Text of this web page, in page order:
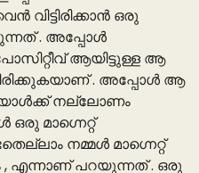
ഒരു
. അപ്പോൾ
ആയിട്ടുള്ള ആ
. അപ്പോൾ ആ
നല്ലോണം
ഒരു മാഗ്നെറ്റ്
നമ്മൾ മാഗ്നെറ്റ്
, എന്നാണ് പറയുന്നത് . ഒരു